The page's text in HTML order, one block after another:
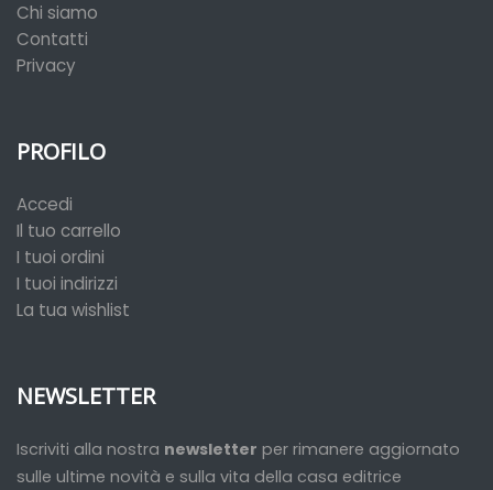
Chi siamo
Contatti
Privacy
PROFILO
Accedi
Il tuo carrello
I tuoi ordini
I tuoi indirizzi
La tua wishlist
NEWSLETTER
Iscriviti alla nostra newsletter per rimanere aggiornato
sulle ultime novità e sulla vita della casa editrice